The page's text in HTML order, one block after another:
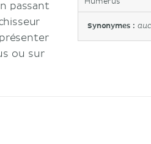
Synonymes :
passant
ou sur